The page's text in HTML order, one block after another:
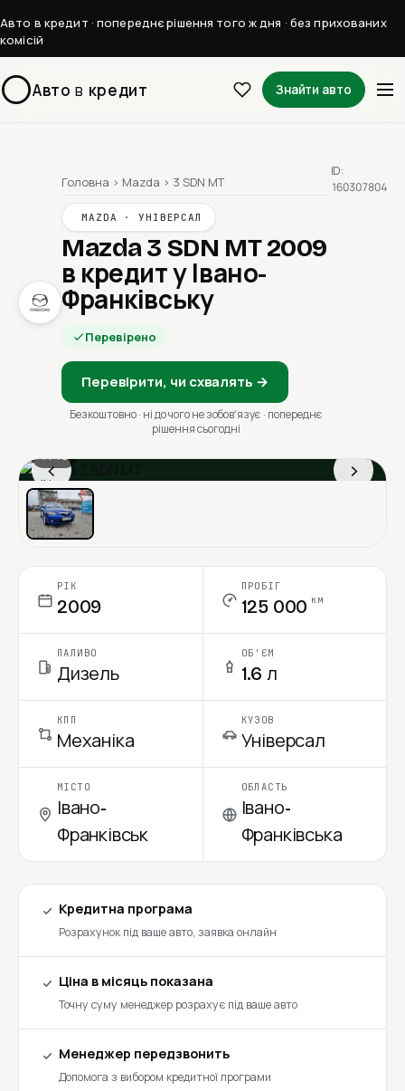
Авто в кредит · попереднє рішення того ж дня · без прихованих
комісій
Авто в кредит Знайти авто
Головна › Mazda › 3 SDN MT
MAZDA · УНІВЕРСАЛ
Mazda 3 SDN MT 2009
в кредит у Івано-
Франківську
Перевірено
Перевірити, чи схвалять →
Безкоштовно · ні до чого не зобовʼязує · попереднє
рішення сьогодні
ID:
160307804
‹ ›
1 / 13
Ціна в місяць
РІК
2009
ПРОБІГ
125 000 км
ПАЛИВО
Дизель
ОБ'ЄМ
1.6 л
КПП
Механіка
КУЗОВ
Універсал
МІСТО
Івано-
Франківськ
ОБЛАСТЬ
Івано-
Франківська
Кредитна програма
Розрахунок під ваше авто, заявка онлайн
Ціна в місяць показана
Точну суму менеджер розрахує під ваше авто
Менеджер передзвонить
Допомога з вибором кредитної програми